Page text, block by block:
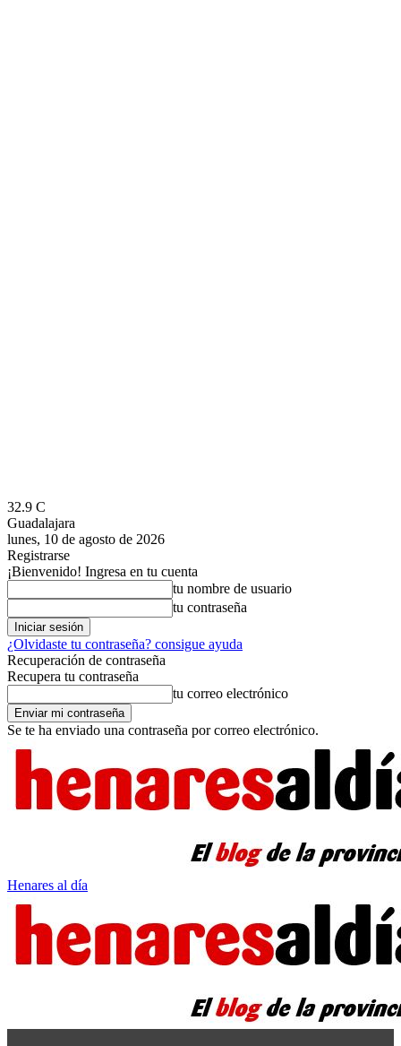
32.9 C
Guadalajara
lunes, 10 de agosto de 2026
Registrarse
¡Bienvenido! Ingresa en tu cuenta
tu nombre de usuario
tu contraseña
¿Olvidaste tu contraseña? consigue ayuda
Recuperación de contraseña
Recupera tu contraseña
tu correo electrónico
Se te ha enviado una contraseña por correo electrónico.
Henares al día